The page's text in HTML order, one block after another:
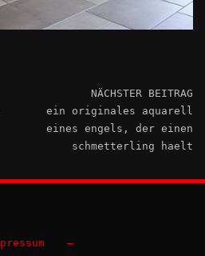
NÄCHSTER BEITRAG
ein originales aquarell
eines engels, der einen
schmetterling haelt
–